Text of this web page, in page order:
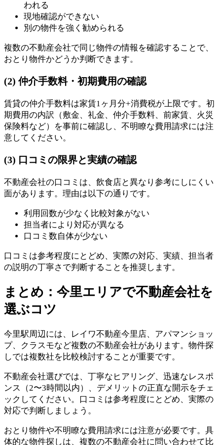
われる
現地確認ができない
別の物件を強く勧められる
複数の不動産会社で同じ物件の情報を確認することで、
おとり物件かどうか判断できます。
(2) 仲介手数料・初期費用の確認
賃貸の仲介手数料は家賃1ヶ月分+消費税が上限です。初
期費用の内訳（敷金、礼金、仲介手数料、前家賃、火災
保険料など）を事前に確認し、不明瞭な費用請求には注
意してください。
(3) 口コミの限界と実績の確認
不動産会社の口コミは、飲食店と異なり参考にしにくい
面があります。理由は以下の通りです。
利用回数が少なく比較対象がない
担当者により対応が異なる
口コミ数自体が少ない
口コミは参考程度にとどめ、実際の対応、実績、担当者
の説明の丁寧さで判断することを推奨します。
まとめ：今里エリアで不動産会社を
選ぶコツ
今里駅周辺には、レイワ不動産今里店、アパマンショッ
プ、クラスモなど複数の不動産会社があります。物件探
しでは複数社を比較検討することが重要です。
不動産会社選びでは、丁寧なヒアリング、迅速なレスポ
ンス（2〜3時間以内）、デメリットの正直な開示をチェ
ックしてください。口コミは参考程度にとどめ、実際の
対応で判断しましょう。
おとり物件や不明瞭な費用請求には注意が必要です。具
体的な物件探しは、複数の不動産会社に問い合わせて比